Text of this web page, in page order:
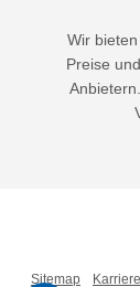
Wir
Preise
Sitemap Karriere